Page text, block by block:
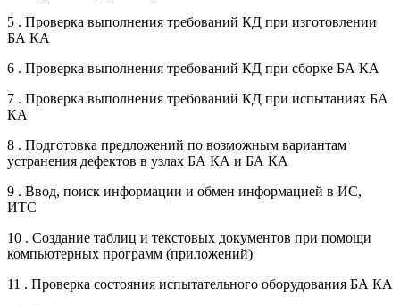
5 . Проверка выполнения требований КД при изготовлении
БА КА
6 . Проверка выполнения требований КД при сборке БА КА
7 . Проверка выполнения требований КД при испытаниях БА
КА
8 . Подготовка предложений по возможным вариантам
устранения дефектов в узлах БА КА и БА КА
9 . Ввод, поиск информации и обмен информацией в ИС,
ИТС
10 . Создание таблиц и текстовых документов при помощи
компьютерных программ (приложений)
11 . Проверка состояния испытательного оборудования БА КА